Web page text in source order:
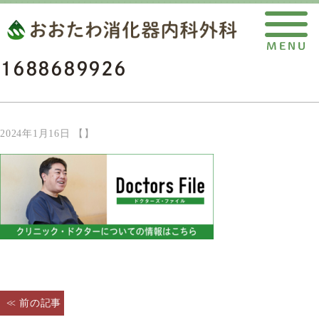
1688689926
2024年1月16日 【】
< 前の記事